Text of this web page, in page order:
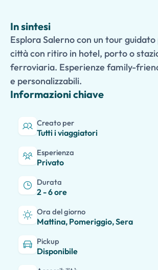
In sintesi
Esplora Salerno con un tour
città con ritiro in hotel, porto o
ferroviaria. Esperienze family-
e personalizzabili.
Informazioni chiave
Creato per
Tutti i viaggiatori
Esperienza
Privato
Durata
2 - 6 ore
Ora del giorno
Mattina, Pomeriggio, Sera
Pickup
Disponibile